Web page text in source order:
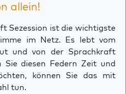
allein!
Sezession ist die wichtigste
im Netz. Es lebt vom
und von der Sprachkraft
Sie diesen Federn Zeit und
können Sie das mit
tun.